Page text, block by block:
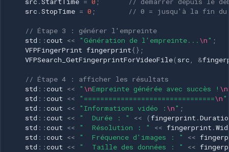
src .StopTime = 0 ; // 0 = jusqu'à la fin
// Étape 3 : générer l'empreinte
std ::cout << "Génération de l'empreinte... \n" ;
VFPFingerPrint fingerprint{};
VFPSearch_GetFingerprintForVideoFile( src &
// Étape 4 : afficher les résultats
std ::cout << " \nEmpreinte générée avec succès ! \n
std ::cout << "================================\n"
std ::cout << "Informations vidéo : \n" ;
std ::cout << "  Durée : " << (fingerprint .
std ::cout << "  Résolution : " << fingerprint .
std ::cout << "  Fréquence d'images : " <<
std ::cout << "  Taille des données : " <<